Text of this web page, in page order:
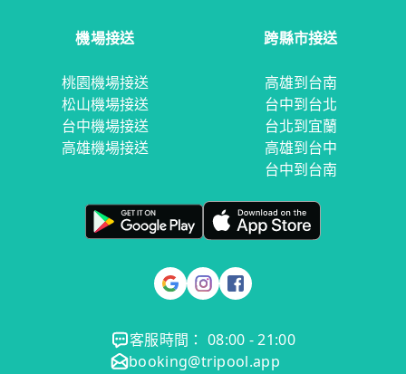
機場接送
桃園機場接送
松山機場接送
台中機場接送
高雄機場接送
跨縣市接送
高雄到台南
台中到台北
台北到宜蘭
高雄到台中
台中到台南
客服時間： 08:00 - 21:00
booking@tripool.app